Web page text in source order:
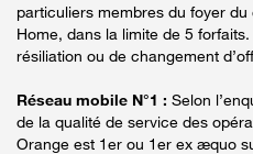
particuliers membres du foyer
Home, dans la limite de 5
résiliation ou de changement
Réseau mobile N°1 : Selon
de la qualité de service des
Orange est 1er ou 1er ex æquo